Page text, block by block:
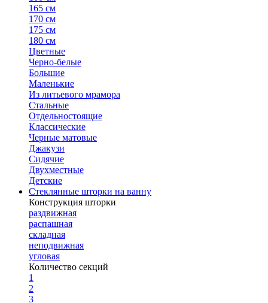
165 см
170 см
175 см
180 см
Цветные
Черно-белые
Большие
Маленькие
Из литьевого мрамора
Стальные
Отдельностоящие
Классические
Черные матовые
Джакузи
Сидячие
Двухместные
Детские
Стеклянные шторки на ванну
Конструкция шторки
раздвижная
распашная
складная
неподвижная
угловая
Количество секций
1
2
3